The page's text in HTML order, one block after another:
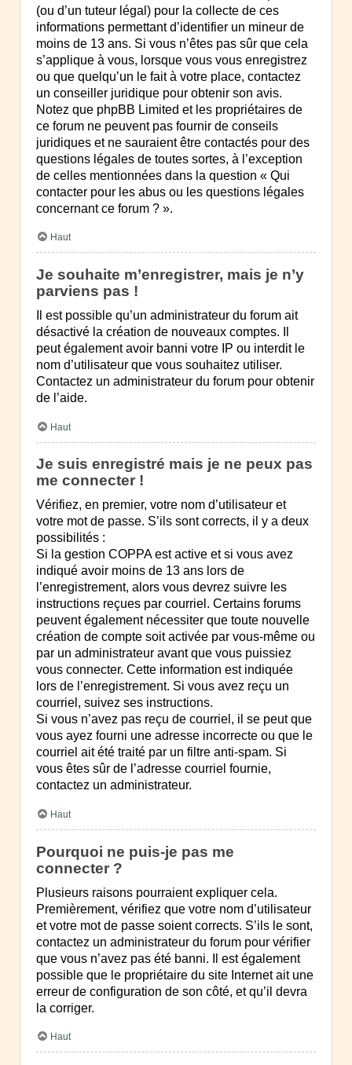
(ou d’un tuteur légal) pour la collecte de ces
informations permettant d’identifier un mineur de
moins de 13 ans. Si vous n’êtes pas sûr que cela
s’applique à vous, lorsque vous vous enregistrez
ou que quelqu’un le fait à votre place, contactez
un conseiller juridique pour obtenir son avis.
Notez que phpBB Limited et les propriétaires de
ce forum ne peuvent pas fournir de conseils
juridiques et ne sauraient être contactés pour des
questions légales de toutes sortes, à l’exception
de celles mentionnées dans la question « Qui
contacter pour les abus ou les questions légales
concernant ce forum ? ».
Haut
Je souhaite m’enregistrer, mais je n’y
parviens pas !
Il est possible qu’un administrateur du forum ait
désactivé la création de nouveaux comptes. Il
peut également avoir banni votre IP ou interdit le
nom d’utilisateur que vous souhaitez utiliser.
Contactez un administrateur du forum pour obtenir
de l’aide.
Haut
Je suis enregistré mais je ne peux pas
me connecter !
Vérifiez, en premier, votre nom d’utilisateur et
votre mot de passe. S’ils sont corrects, il y a deux
possibilités :
Si la gestion COPPA est active et si vous avez
indiqué avoir moins de 13 ans lors de
l’enregistrement, alors vous devrez suivre les
instructions reçues par courriel. Certains forums
peuvent également nécessiter que toute nouvelle
création de compte soit activée par vous-même ou
par un administrateur avant que vous puissiez
vous connecter. Cette information est indiquée
lors de l’enregistrement. Si vous avez reçu un
courriel, suivez ses instructions.
Si vous n’avez pas reçu de courriel, il se peut que
vous ayez fourni une adresse incorrecte ou que le
courriel ait été traité par un filtre anti-spam. Si
vous êtes sûr de l’adresse courriel fournie,
contactez un administrateur.
Haut
Pourquoi ne puis-je pas me
connecter ?
Plusieurs raisons pourraient expliquer cela.
Premièrement, vérifiez que votre nom d’utilisateur
et votre mot de passe soient corrects. S’ils le sont,
contactez un administrateur du forum pour vérifier
que vous n’avez pas été banni. Il est également
possible que le propriétaire du site Internet ait une
erreur de configuration de son côté, et qu’il devra
la corriger.
Haut